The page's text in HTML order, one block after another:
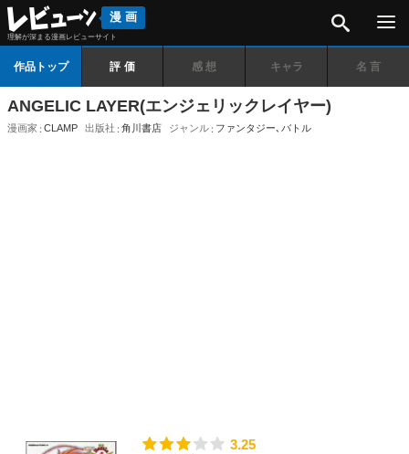
漫画
理解が深まる漫画レビューサイト
作品トップ 評価 感想 キャラ 名言
ANGELIC LAYER(エンジェリックレイヤー)
漫画家 CLAMP 出版社 角川書店 ジャンル ファンタジー､ バトル
3.25